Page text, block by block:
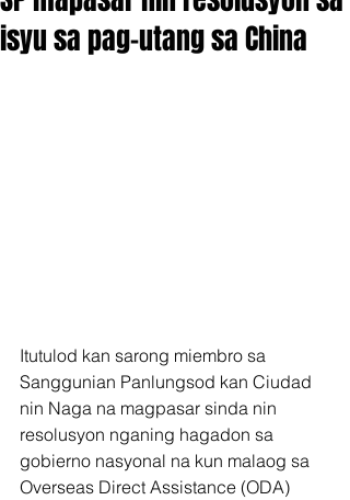
isyu sa pag-utang sa China
Itutulod kan sarong miembro sa
Sanggunian Panlungsod kan Ciudad
nin Naga na magpasar sinda nin
resolusyon nganing hagadon sa
gobierno nasyonal na kun malaog sa
Overseas Direct Assistance (ODA)